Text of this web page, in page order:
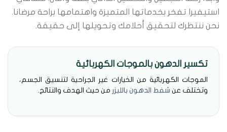
تفخر بخدماتها المتميزة واهتمامها براحة مرضانا.
ننتظرك لتحقيق أحلامك وتحويلها إلى حقيقة.
تكسير الدهون بالموجات الكهربائية
الموجات الكهربائية من الخيارات غير الجراحية لتنسيق الجسم،
وتختلف عن شفط الدهون بالليزر من حيث الهدف والنتائج.